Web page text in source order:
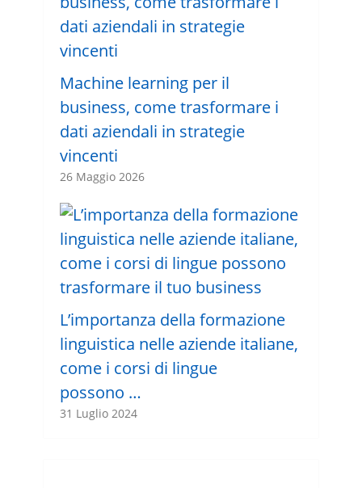
Machine learning per il
business, come trasformare i
dati aziendali in strategie
vincenti
26 Maggio 2026
L’importanza della formazione
linguistica nelle aziende italiane,
come i corsi di lingue
possono …
31 Luglio 2024